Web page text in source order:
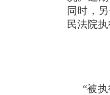
同时，
民法院
“被